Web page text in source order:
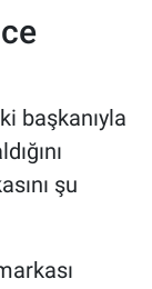
başkanıyla
şu